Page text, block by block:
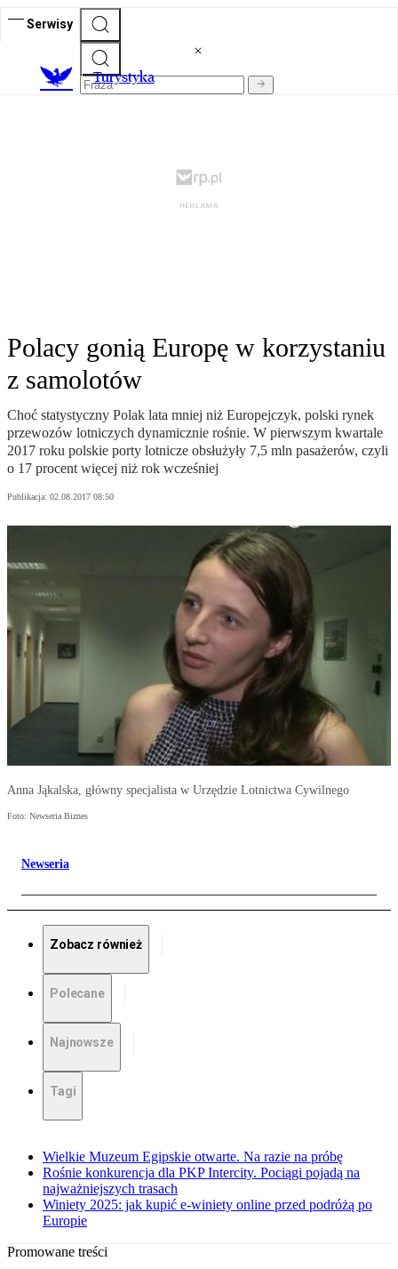
Serwisy
Turystyka
Polacy gonią Europę w korzystaniu
z samolotów
Choć statystyczny Polak lata mniej niż Europejczyk, polski rynek
przewozów lotniczych dynamicznie rośnie. W pierwszym kwartale
2017 roku polskie porty lotnicze obsłużyły 7,5 mln pasażerów, czyli
o 17 procent więcej niż rok wcześniej
Publikacja: 02.08.2017 08:50
Anna Jąkalska, główny specjalista w Urzędzie Lotnictwa Cywilnego
Foto: Newseria Biznes
Newseria
Zobacz również
Polecane
Najnowsze
Tagi
Wielkie Muzeum Egipskie otwarte. Na razie na próbę
Rośnie konkurencja dla PKP Intercity. Pociągi pojadą na
najważniejszych trasach
Winiety 2025: jak kupić e-winiety online przed podróżą po
Europie
Promowane treści